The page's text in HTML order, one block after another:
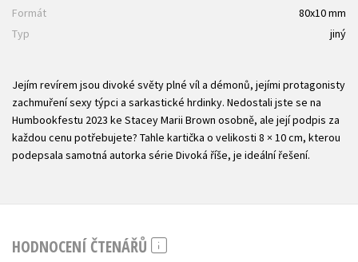
Formát
80x10 mm
Typ
jiný
Jejím revírem jsou divoké světy plné víl a démonů, jejími protagonisty
zachmuření sexy týpci a sarkastické hrdinky. Nedostali jste se na
Humbookfestu 2023 ke Stacey Marii Brown osobně, ale její podpis za
každou cenu potřebujete? Tahle kartička o velikosti 8 × 10 cm, kterou
podepsala samotná autorka série Divoká říše, je ideální řešení.
HODNOCENÍ ČTENÁŘŮ